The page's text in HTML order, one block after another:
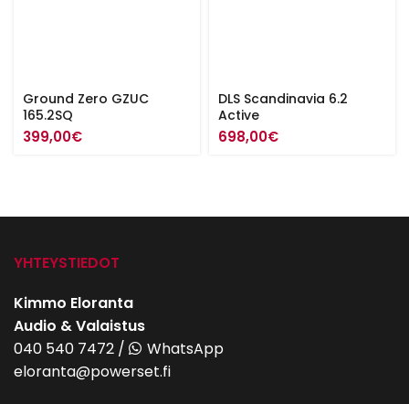
Ground Zero GZUC
165.2SQ
399,00€
DLS Scandinavia 6.2
Active
698,00€
YHTEYSTIEDOT
Kimmo Eloranta
Audio & Valaistus
040 540 7472 /
WhatsApp
eloranta@powerset.fi